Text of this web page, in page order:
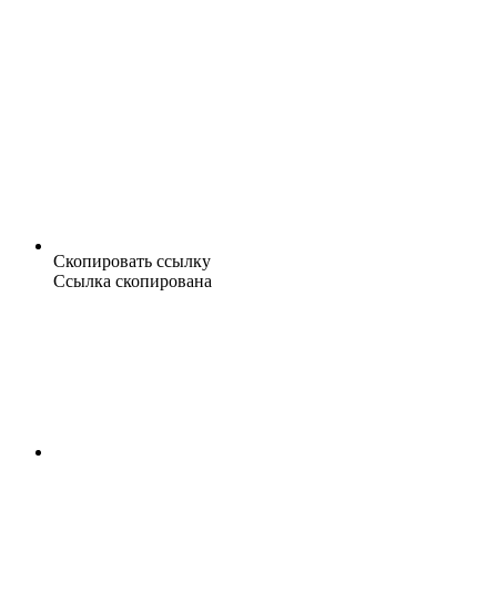
Скопировать ссылку
Ссылка скопирована